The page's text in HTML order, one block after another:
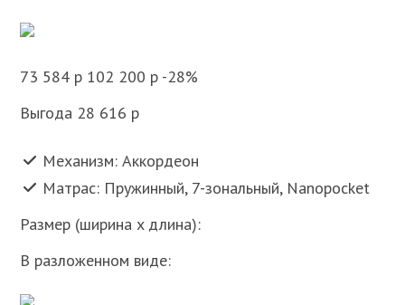
73 584 p 102 200 p -28%
Выгода 28 616 p
Механизм: Аккордеон
Матрас: Пружинный, 7-зональный, Nanopocket
Размер (ширина x длина):
В разложенном виде: